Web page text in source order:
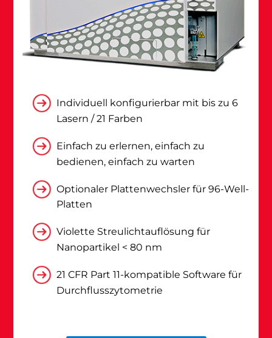
Individuell konfigurierbar mit bis zu 6
Lasern / 21 Farben
Einfach zu erlernen, einfach zu
bedienen, einfach zu warten
Optionaler Plattenwechsler für 96-Well-
Platten
Violette Streulichtauflösung für
Nanopartikel < 80 nm
21 CFR Part 11-kompatible Software für
Durchflusszytometrie